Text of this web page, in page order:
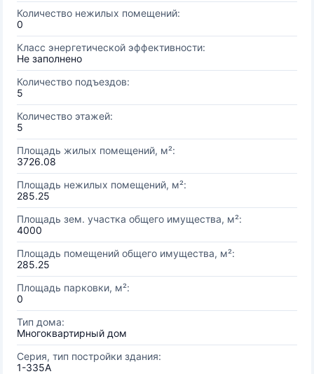
Количество нежилых помещений:
0
Класс энергетической эффективности:
Не заполнено
Количество подъездов:
5
Количество этажей:
5
Площадь жилых помещений, м²:
3726.08
Площадь нежилых помещений, м²:
285.25
Площадь зем. участка общего имущества, м²:
4000
Площадь помещений общего имущества, м²:
285.25
Площадь парковки, м²:
0
Тип дома:
Многоквартирный дом
Серия, тип постройки здания:
1-335А